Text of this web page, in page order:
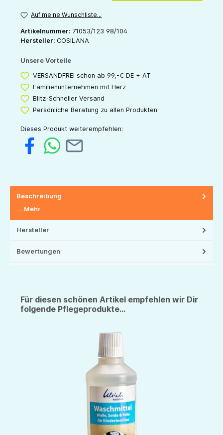
Auf meine Wunschliste...
Artikelnummer: 71053/123 98/104
Hersteller: COSILANA
Unsere Vorteile
VERSANDFREI schon ab 99,-€ DE + AT
Familienunternehmen mit Herz
Blitz-Schneller Versand
Persönliche Beratung zu allen Produkten
Dieses Produkt weiterempfehlen:
Beschreibung
… Mehr
Hersteller
Bewertungen
Für diesen schönen Artikel empfehlen wir Dir
folgende Pflegeprodukte...